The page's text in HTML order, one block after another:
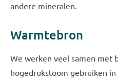
andere mineralen.
Warmtebron
We werken veel samen met
hogedrukstoom gebruiken